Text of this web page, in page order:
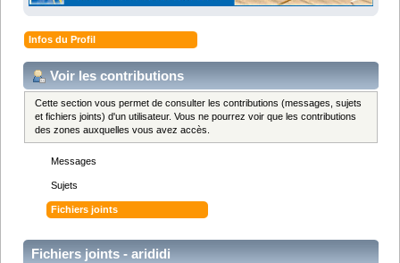
Infos du Profil
Voir les contributions
Cette section vous permet de consulter les contributions (messages, sujets
et fichiers joints) d'un utilisateur. Vous ne pourrez voir que les contributions
des zones auxquelles vous avez accès.
Messages
Sujets
Fichiers joints
Fichiers joints - arididi